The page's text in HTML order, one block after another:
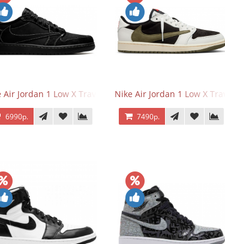
Air Jordan 1 Low X Travis Scott Black Phantom
6990р.
Nike Air Jordan 1 Low X
7490р.